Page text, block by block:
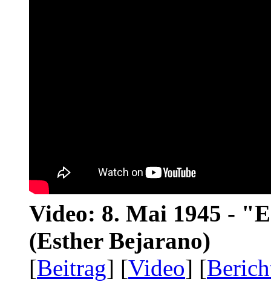
Video: 8. Mai 1945 -
(Esther Bejarano)
[Beitrag] [Video] [